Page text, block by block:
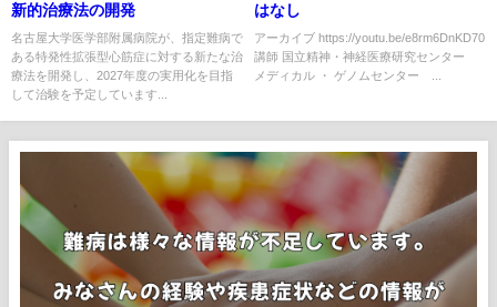
新的治療法の開発
名古屋大学医学部附属病院が、指定難病で
ある特発性拡張型心筋症に対する新たな治
療法を開発し、2027年度の実用化を目指
して治験を予定しています...
はなし
アーカイブ https://youtu.be/e8rm6DnKD70
講師 国立精神・神経医療研究センター
メディカル ・ ゲノムセンター ...